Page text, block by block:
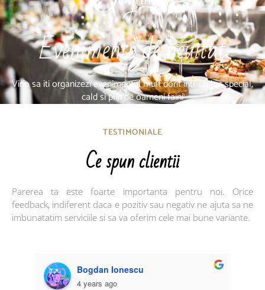
Evenimente de neuitat
Vino sa iti organizezi evenimentul mult dorit intr-un loc special,
cald si plin de oameni faini
TESTIMONIALE
Ce spun clientii
Parerea ta este foarte importanta pentru noi. Orice
feedback, indiferent daca e pozitiv sau negativ ne ajuta sa ne
imbunatatim serviciile si sa va oferim cele mai bune variante.
Bogdan Ionescu
4 years ago